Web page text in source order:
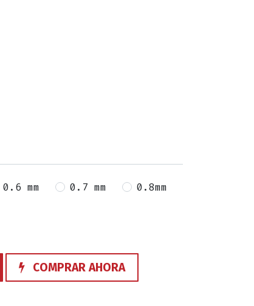
0.6 mm 0.7 mm 0.8mm
COMPRAR AHORA